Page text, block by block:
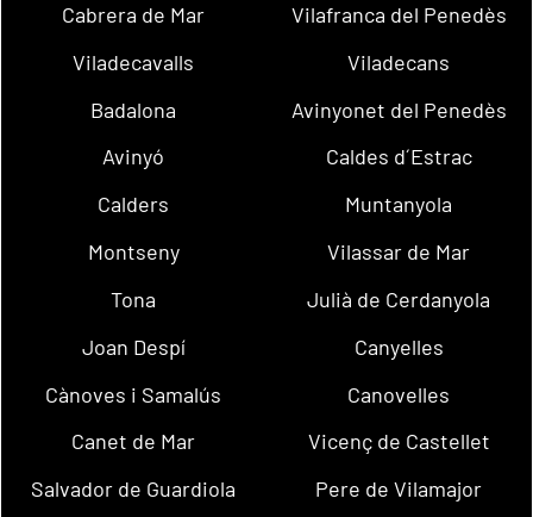
Cabrera de Mar
Vilafranca del Penedès
Viladecavalls
Viladecans
Badalona
Avinyonet del Penedès
Avinyó
Caldes d´Estrac
Calders
Muntanyola
Montseny
Vilassar de Mar
Tona
Julià de Cerdanyola
Joan Despí
Canyelles
Cànoves i Samalús
Canovelles
Canet de Mar
Vicenç de Castellet
Salvador de Guardiola
Pere de Vilamajor